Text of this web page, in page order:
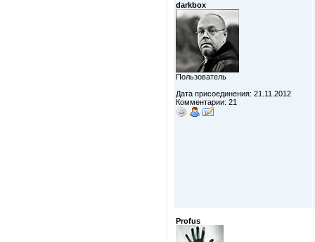
darkbox
Пользователь
Дата присоединения: 21.11.2012
Комментарии: 21
Profus